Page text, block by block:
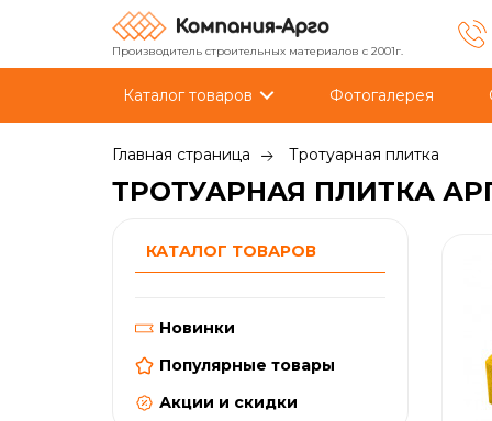
Производитель строительных материалов с 2001г.
Каталог товаров Фотогалерея
Главная страница Тротуарная плитка
ТРОТУАРНАЯ ПЛИТКА
КАТАЛОГ ТОВАРОВ
Новинки
Популярные товары
Акции и скидки